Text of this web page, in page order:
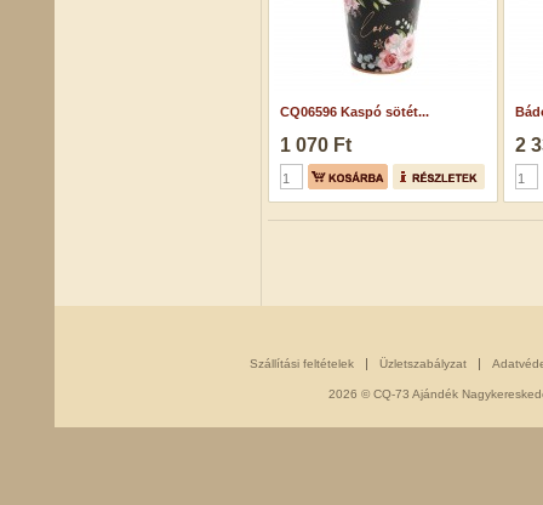
CQ06596 Kaspó sötét...
1 070 Ft 2
Szállítási feltételek Üzletszabályzat
2026 © CQ-73 Ajándék